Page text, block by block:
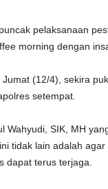
pelaksanaan
morning dengan
(12/4), sekira
setempat.
Wahyudi, SIK, MH
tidak lain adalah
dapat terus terjaga.